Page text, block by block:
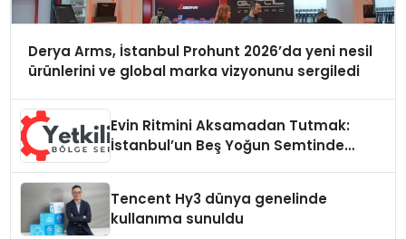
Derya Arms, İstanbul Prohunt 2026’da yeni nesil
ürünlerini ve global marka vizyonunu sergiledi
Evin Ritmini Aksamadan Tutmak:
İstanbul’un Beş Yoğun Semtinde
Tencent Hy3 dünya genelinde
kullanıma sunuldu